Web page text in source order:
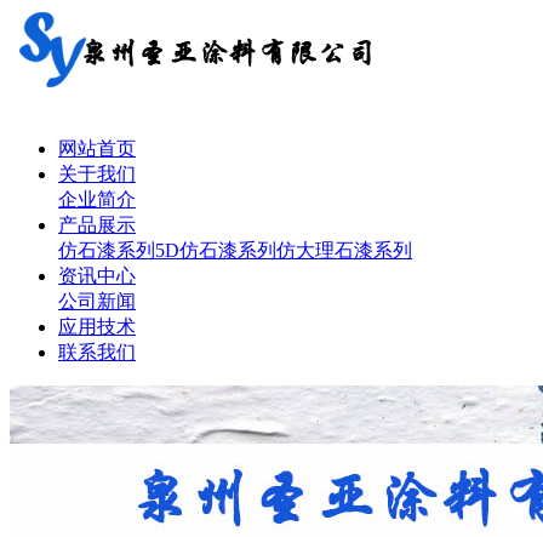
网站首页
关于我们
企业简介
产品展示
仿石漆系列 5D仿石漆系列 仿大理石漆系列
资讯中心
公司新闻
应用技术
联系我们